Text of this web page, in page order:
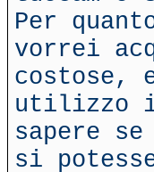
Per
vorrei
costose,
utilizzo
sapere se
si